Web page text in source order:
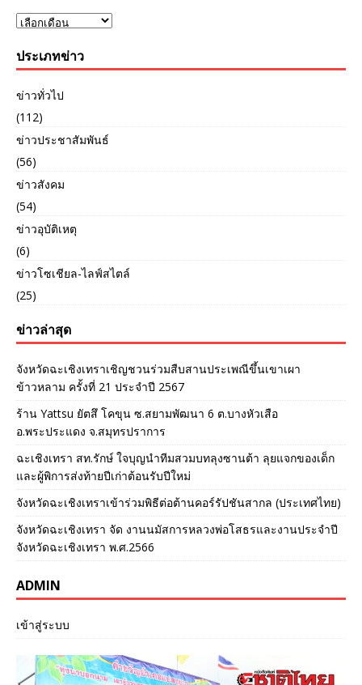
ประเภทข่าว
ข่าวทั่วไป
(112)
ข่าวประชาสัมพันธ์
(56)
ข่าวสังคม
(54)
ข่าวอุบัติเหตุ
(6)
ข่าวโซเชียล-ไลฟ์สไตล์
(25)
ข่าวล่าสุด
จังหวัดฉะเชิงเทราเชิญชวนร่วมสืบสานประเพณีขึ้นเขาเผา
ข้าวหลาม ครั้งที่ 21 ประจำปี 2567
ร้าน Yattsu ยัตสึ โคขุน ซ.สยามพัฒนา 6 ต.บางหัวเสือ
อ.พระประแดง จ.สมุทรปราการ
ฉะเชิงเทรา สท.รักษ์ ใจบุญนำทีมสวมบทลุงซานต้า ลุยแจกของเด็ก
และผู้พิการส่งท้ายปีเก่าต้อนรับปีใหม่
จังหวัดฉะเชิงเทราเข้าร่วมพิธีต่อต้านคอร์รัปชันสากล (ประเทศไทย)
จังหวัดฉะเชิงเทรา จัด งานนมัสการหลวงพ่อโสธรและงานประจำปี
จังหวัดฉะเชิงเทรา พ.ศ.2566
ADMIN
เข้าสู่ระบบ